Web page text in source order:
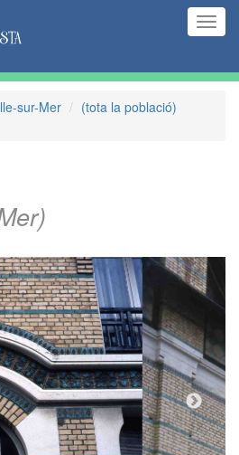
sur-Mer
(tota la població)